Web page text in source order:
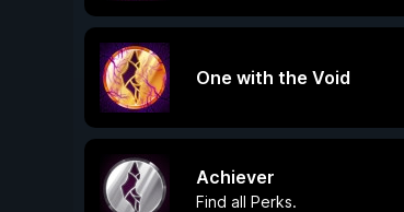
One with the Void
Achiever
Find all Perks.